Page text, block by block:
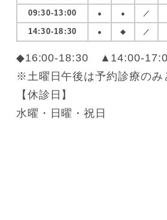
09:30-13:00 ● ● ／
14:30-18:30 ● ◆ ／
◆16:00-18:30 ▲14:00-
※土曜日午後は予約診療のみ
【休診日】
水曜・日曜・祝日